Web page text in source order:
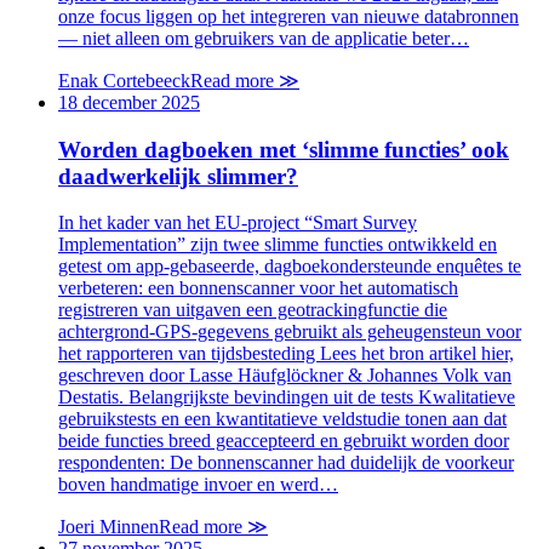
onze focus liggen op het integreren van nieuwe databronnen
— niet alleen om gebruikers van de applicatie beter…
Enak CortebeeckRead more ≫
18 december 2025
Worden dagboeken met ‘slimme functies’ ook
daadwerkelijk slimmer?
In het kader van het EU-project “Smart Survey
Implementation” zijn twee slimme functies ontwikkeld en
getest om app-gebaseerde, dagboekondersteunde enquêtes te
verbeteren: een bonnenscanner voor het automatisch
registreren van uitgaven een geotrackingfunctie die
achtergrond-GPS-gegevens gebruikt als geheugensteun voor
het rapporteren van tijdsbesteding Lees het bron artikel hier,
geschreven door Lasse Häufglöckner & Johannes Volk van
Destatis. Belangrijkste bevindingen uit de tests Kwalitatieve
gebruikstests en een kwantitatieve veldstudie tonen aan dat
beide functies breed geaccepteerd en gebruikt worden door
respondenten: De bonnenscanner had duidelijk de voorkeur
boven handmatige invoer en werd…
Joeri MinnenRead more ≫